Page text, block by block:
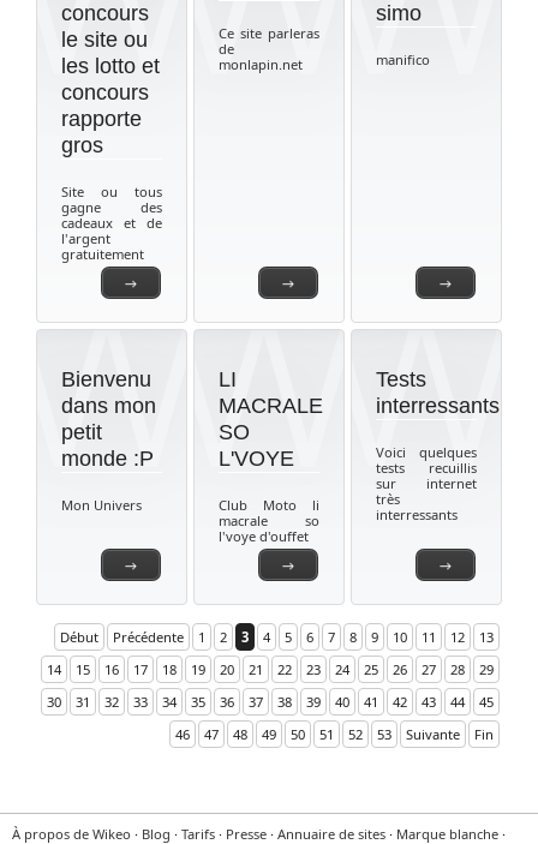
→
concours
le site ou
les lotto et
concours
rapporte
gros
Site ou tous
gagne des
cadeaux et de
l'argent
gratuitement
→
Ce site parleras
de
monlapin.net
→
simo
manifico
→
Bienvenu
dans mon
petit
monde :P
Mon Univers
→
LI
MACRALE
SO
L'VOYE
Club Moto li
macrale so
l'voye d'ouffet
→
Tests
interressants
Voici quelques
tests recuillis
sur internet
très
interressants
Début Précédente 1 2 3 4 5 6 7 8 9 10 11 12
13
14
15 16 17 18 19 20 21 22 23 24 25 26 27 28
29
30
31 32 33 34 35 36 37 38 39 40 41 42 43 44
45
46
47 48 49 50 51 52 53 Suivante Fin
À propos de Wikeo · Blog · Tarifs · Presse · Annuaire de sites · Marque blanche ·